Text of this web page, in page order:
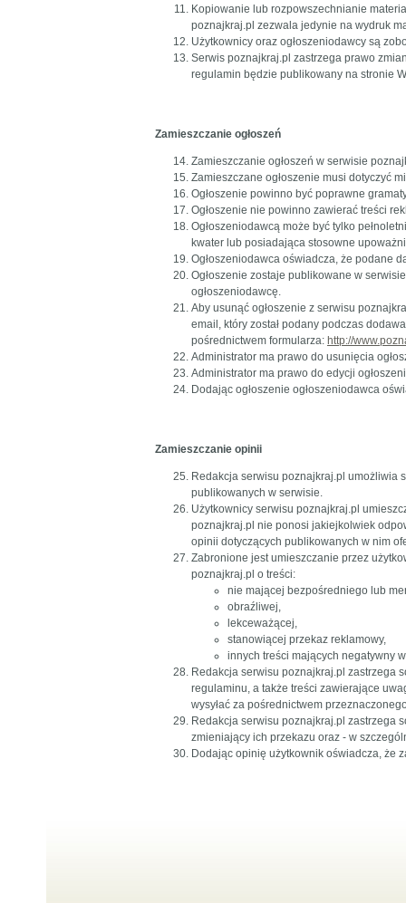
Kopiowanie lub rozpowszechnianie
poznajkraj.pl zezwala jedynie na wydruk
Użytkownicy oraz ogłoszeniodawcy są
Serwis poznajkraj.pl zastrzega prawo
regulamin będzie publikowany na stronie
Zamieszczanie ogłoszeń
Zamieszczanie ogłoszeń w serwisie
Zamieszczane ogłoszenie musi dotyczyć
Ogłoszenie powinno być poprawne
Ogłoszenie nie powinno zawierać treści
Ogłoszeniodawcą może być tylko
kwater lub posiadająca stosowne
Ogłoszeniodawca oświadcza, że podane
Ogłoszenie zostaje publikowane w
ogłoszeniodawcę.
Aby usunąć ogłoszenie z serwisu
email, który został podany podczas
pośrednictwem formularza: http://
Administrator ma prawo do usunięcia
Administrator ma prawo do edycji
Dodając ogłoszenie ogłoszeniodawca
Zamieszczanie opinii
Redakcja serwisu poznajkraj.pl umożliwia
publikowanych w serwisie.
Użytkownicy serwisu poznajkraj.pl
poznajkraj.pl nie ponosi jakiejkolwiek
opinii dotyczących publikowanych w nim
Zabronione jest umieszczanie przez
poznajkraj.pl o treści:
nie mającej bezpośredniego lub
obraźliwej,
lekceważącej,
stanowiącej przekaz reklamowy,
innych treści mających negatywny
Redakcja serwisu poznajkraj.pl zastrzega
regulaminu, a także treści zawierające
wysyłać za pośrednictwem
Redakcja serwisu poznajkraj.pl zastrzega
zmieniający ich przekazu oraz - w
Dodając opinię użytkownik oświadcza, że